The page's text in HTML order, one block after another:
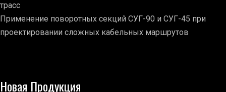
трасс
Применение поворотных секций СУГ-90 и СУГ-45 при
проектировании сложных кабельных маршрутов
Новая Продукция